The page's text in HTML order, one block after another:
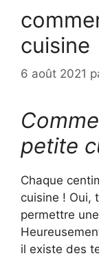
cuisine
6 août 2021
petite
Chaque
cuisine ! Oui,
permettre
il existe des